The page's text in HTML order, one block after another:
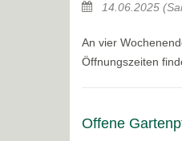
14.06.2025
An vier
Öffnungszeiten
Offene